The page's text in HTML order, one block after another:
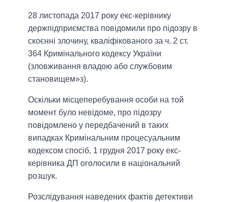
28 листопада 2017 року екс-керівнику
держпідприємства повідомили про підозру в
скоєнні злочину, кваліфікованого за ч. 2 ст.
364 Кримінального кодексу України
(зловживання владою або службовим
становищем»з).
Оскільки місцеперебування особи на той
момент було невідоме, про підозру
повідомлено у передбачений в таких
випадках Кримінальним процесуальним
кодексом спосіб, 1 грудня 2017 року екс-
керівника ДП оголосили в національний
розшук.
Розслідування наведених фактів детективи